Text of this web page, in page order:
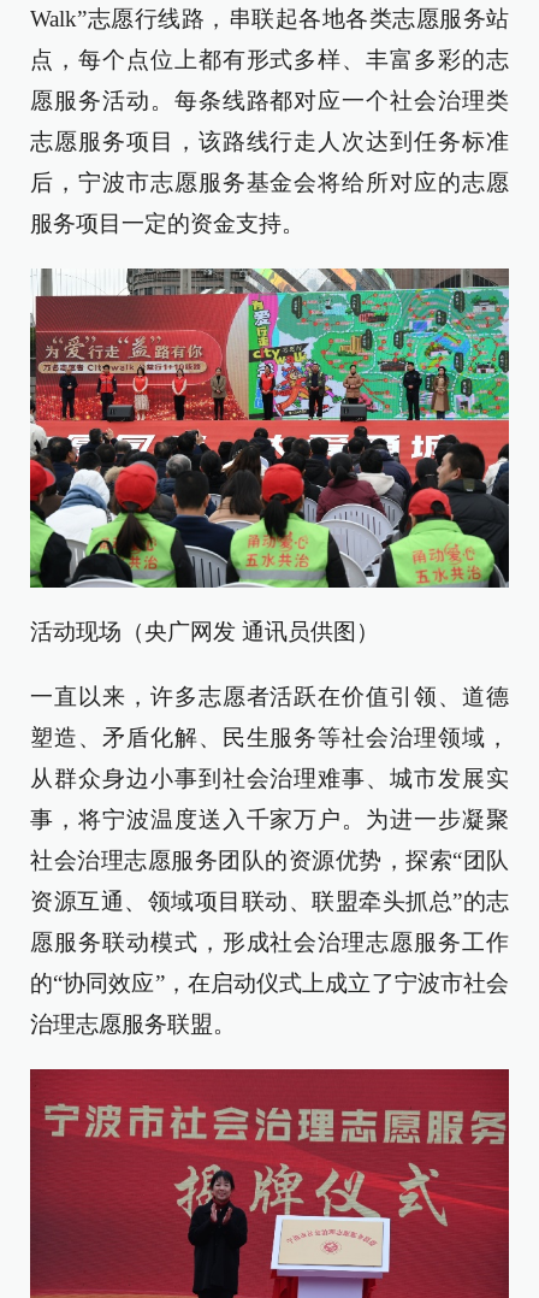
Walk”志愿行线路，串联起各地各类志愿服务站
点，每个点位上都有形式多样、丰富多彩的志
愿服务活动。每条线路都对应一个社会治理类
志愿服务项目，该路线行走人次达到任务标准
后，宁波市志愿服务基金会将给所对应的志愿
服务项目一定的资金支持。
活动现场（央广网发 通讯员供图）
一直以来，许多志愿者活跃在价值引领、道德
塑造、矛盾化解、民生服务等社会治理领域，
从群众身边小事到社会治理难事、城市发展实
事，将宁波温度送入千家万户。为进一步凝聚
社会治理志愿服务团队的资源优势，探索“团队
资源互通、领域项目联动、联盟牵头抓总”的志
愿服务联动模式，形成社会治理志愿服务工作
的“协同效应”，在启动仪式上成立了宁波市社会
治理志愿服务联盟。